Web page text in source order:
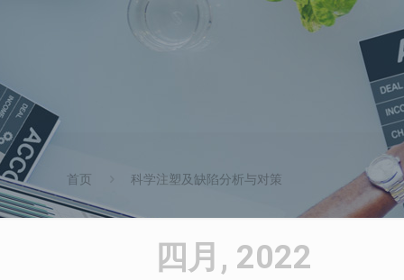
首页 科学注塑及缺陷分析与对策
四月, 2022